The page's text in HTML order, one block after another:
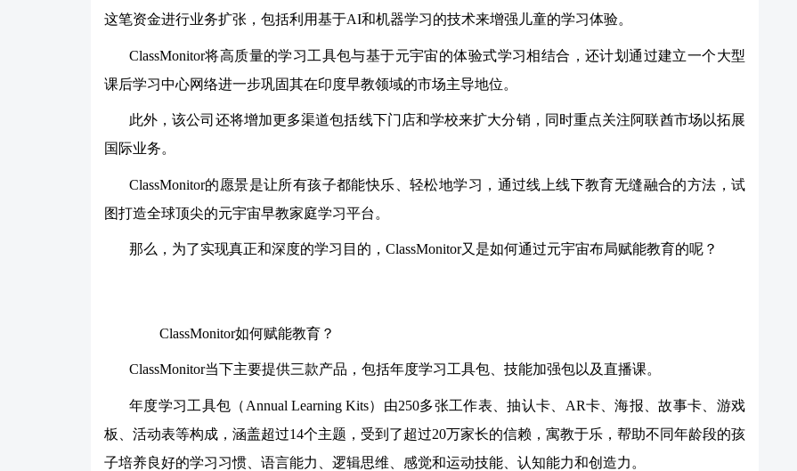
这笔资金进行业务扩张，包括利用基于AI和机器学习的技术来增强儿童的学习体验。
ClassMonitor将高质量的学习工具包与基于元宇宙的体验式学习相结合，还计划通过建立一个大型
课后学习中心网络进一步巩固其在印度早教领域的市场主导地位。
此外，该公司还将增加更多渠道包括线下门店和学校来扩大分销，同时重点关注阿联酋市场以拓展
国际业务。
ClassMonitor的愿景是让所有孩子都能快乐、轻松地学习，通过线上线下教育无缝融合的方法，试
图打造全球顶尖的元宇宙早教家庭学习平台。
那么，为了实现真正和深度的学习目的，ClassMonitor又是如何通过元宇宙布局赋能教育的呢？
ClassMonitor如何赋能教育？
ClassMonitor当下主要提供三款产品，包括年度学习工具包、技能加强包以及直播课。
年度学习工具包（Annual Learning Kits）由250多张工作表、抽认卡、AR卡、海报、故事卡、游戏
板、活动表等构成，涵盖超过14个主题，受到了超过20万家长的信赖，寓教于乐，帮助不同年龄段的孩
子培养良好的学习习惯、语言能力、逻辑思维、感觉和运动技能、认知能力和创造力。